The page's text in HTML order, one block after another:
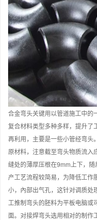
合金弯头关键用以管道施工中的
复合材料类型多种多样，提升了
再利用，主要是一些小管经弯头
原材料，注意截至弯头物质流
缝处的薄厚压根在9mm上下，
产工艺流程较简易，为降低工
小，內部出气孔，这针对调质处
工推制弯头的胚料为平板电脑或
面。对接焊弯头选用相对的制作